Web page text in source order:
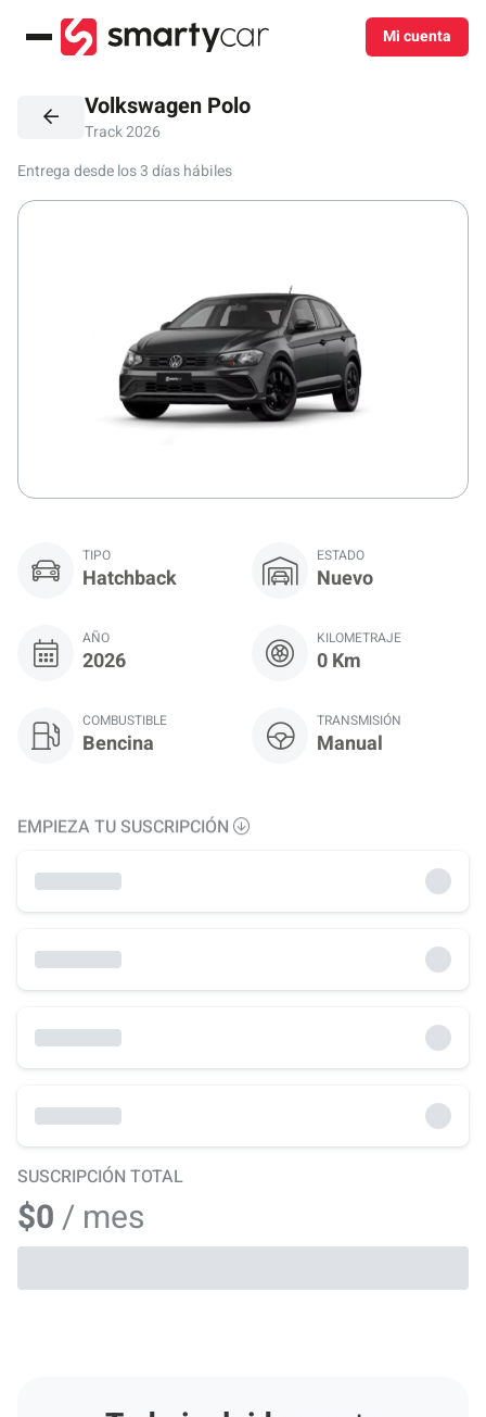
Menú Mi cuenta
Volkswagen Polo
Track 2026
Entrega desde los 3 días hábiles
TIPO
Hatchback
ESTADO
Nuevo
AÑO
2026
KILOMETRAJE
0 Km
COMBUSTIBLE
Bencina
TRANSMISIÓN
Manual
EMPIEZA TU SUSCRIPCIÓN
SUSCRIPCIÓN TOTAL
$0/ mes